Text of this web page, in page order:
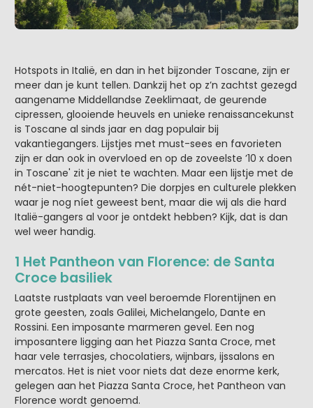
Hotspots in Italië, en dan in het bijzonder Toscane, zijn er
meer dan je kunt tellen. Dankzij het op z’n zachtst gezegd
aangename Middellandse Zeeklimaat, de geurende
cipressen, glooiende heuvels en unieke renaissancekunst
is Toscane al sinds jaar en dag populair bij
vakantiegangers. Lijstjes met must-sees en favorieten
zijn er dan ook in overvloed en op de zoveelste ’10 x doen
in Toscane' zit je niet te wachten. Maar een lijstje met de
nét-niet-hoogtepunten? Die dorpjes en culturele plekken
waar je nog níet geweest bent, maar die wij als die hard
Italië-gangers al voor je ontdekt hebben? Kijk, dat is dan
wel weer handig.
1 Het Pantheon van Florence: de Santa
Croce basiliek
Laatste rustplaats van veel beroemde Florentijnen en
grote geesten, zoals Galilei, Michelangelo, Dante en
Rossini. Een imposante marmeren gevel. Een nog
imposantere ligging aan het Piazza Santa Croce, met
haar vele terrasjes, chocolatiers, wijnbars, ijssalons en
mercatos. Het is niet voor niets dat deze enorme kerk,
gelegen aan het Piazza Santa Croce, het Pantheon van
Florence wordt genoemd.